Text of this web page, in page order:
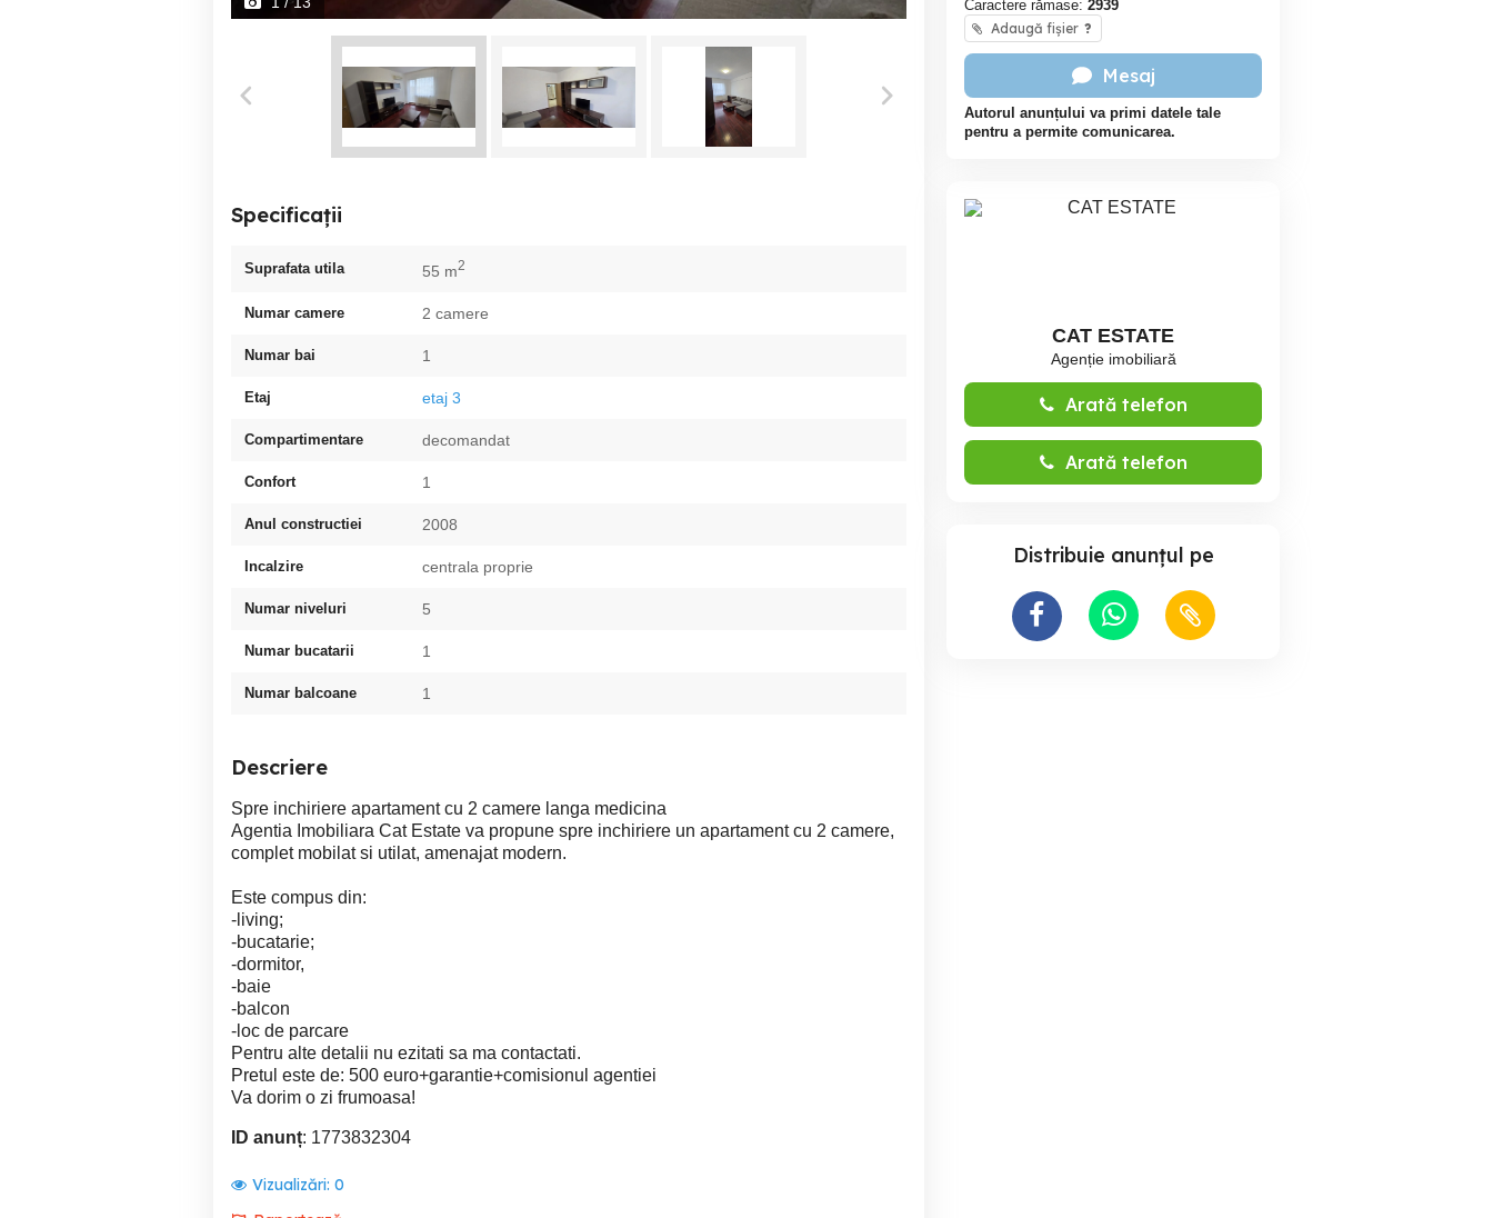
Specificații
Suprafata utila 55 m2
Numar camere 2 camere
Numar bai 1
Etaj etaj 3
Compartimentare decomandat
Confort 1
Anul constructiei 2008
Incalzire centrala proprie
Numar niveluri 5
Numar bucatarii 1
Numar balcoane 1
Descriere
Spre inchiriere apartament cu 2 camere langa medicina
Agentia Imobiliara Cat Estate va propune spre inchiriere un apartament cu 2 camere,
complet mobilat si utilat, amenajat modern.
Este compus din:
-living;
-bucatarie;
-dormitor,
-baie
-balcon
-loc de parcare
Pentru alte detalii nu ezitati sa ma contactati.
Pretul este de: 500 euro+garantie+comisionul agentiei
Va dorim o zi frumoasa!
ID anunț: 1773832304
Vizualizări: 0
Caractere rămase: 2939
Adaugă fișier ?
Mesaj
Autorul anunțului va primi datele tale
pentru a permite comunicarea.
CAT ESTATE
Agenție imobiliară
Arată telefon
Arată telefon
Distribuie anunțul pe